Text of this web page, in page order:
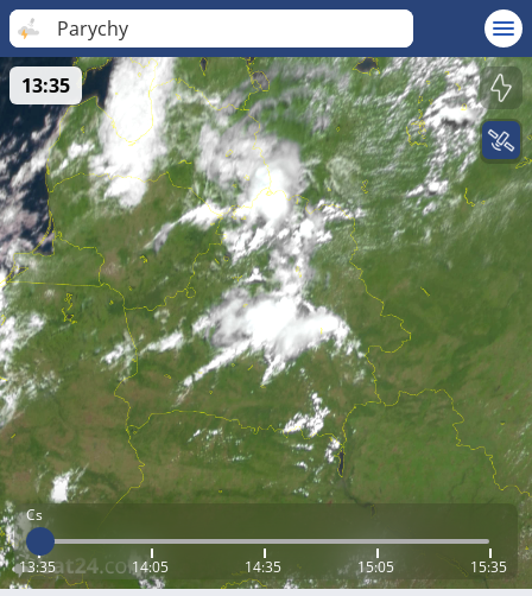
Parychy
Cs
13:35 14:05 14:35 15:05 15:35
13:35